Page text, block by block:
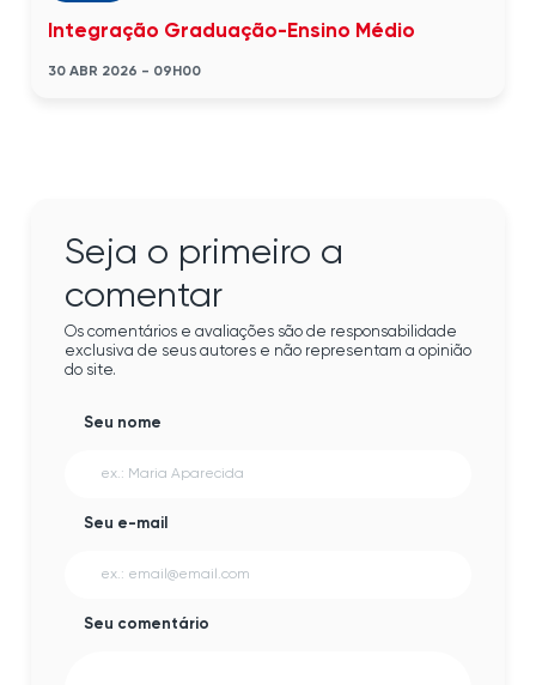
Integração Graduação-Ensino Médio
30 ABR 2026 - 09H00
Seja o primeiro a
comentar
Os comentários e avaliações são de responsabilidade
exclusiva de seus autores e não representam a opinião
do site.
Seu nome
Seu e-mail
Seu comentário